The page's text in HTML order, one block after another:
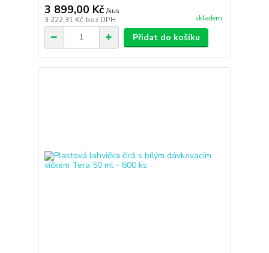
3 899,00 Kč /kus
3 222,31 Kč bez DPH skladem
Přidat do košíku